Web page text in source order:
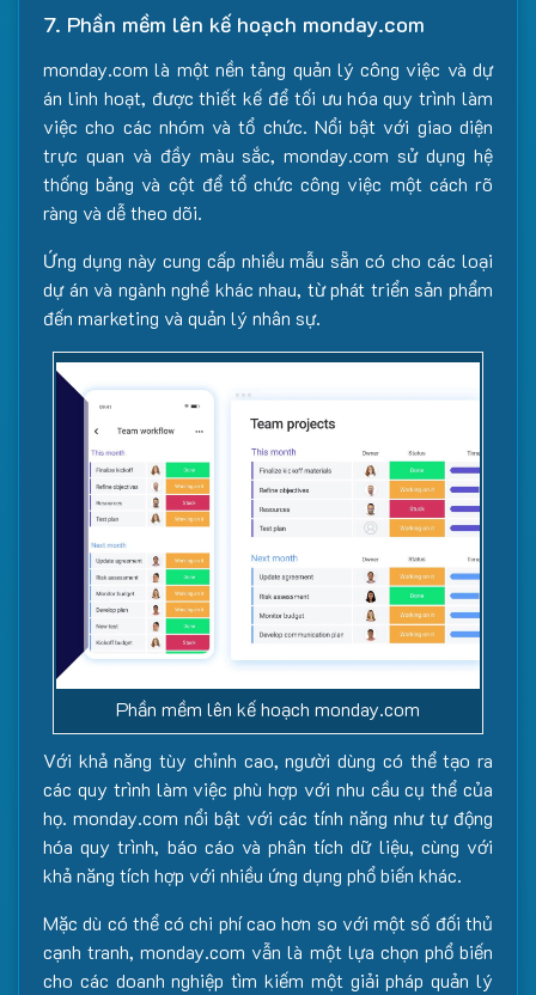
7. Phần mềm lên kế hoạch monday.com
monday.com là một nền tảng quản lý công việc và dự
án linh hoạt, được thiết kế để tối ưu hóa quy trình làm
việc cho các nhóm và tổ chức. Nổi bật với giao diện
trực quan và đầy màu sắc, monday.com sử dụng hệ
thống bảng và cột để tổ chức công việc một cách rõ
ràng và dễ theo dõi.
Ứng dụng này cung cấp nhiều mẫu sẵn có cho các loại
dự án và ngành nghề khác nhau, từ phát triển sản phẩm
đến marketing và quản lý nhân sự.
Phần mềm lên kế hoạch monday.com
Với khả năng tùy chỉnh cao, người dùng có thể tạo ra
các quy trình làm việc phù hợp với nhu cầu cụ thể của
họ. monday.com nổi bật với các tính năng như tự động
hóa quy trình, báo cáo và phân tích dữ liệu, cùng với
khả năng tích hợp với nhiều ứng dụng phổ biến khác.
Mặc dù có thể có chi phí cao hơn so với một số đối thủ
cạnh tranh, monday.com vẫn là một lựa chọn phổ biến
cho các doanh nghiệp tìm kiếm một giải pháp quản lý